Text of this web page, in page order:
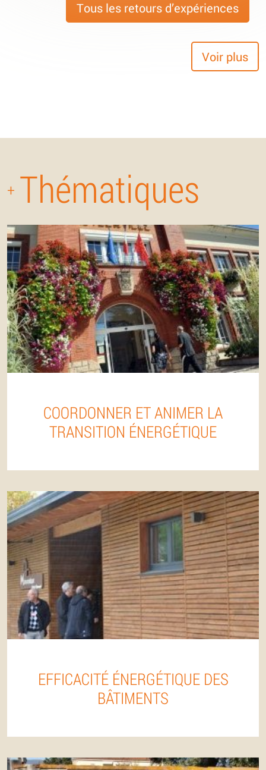
Tous les retours d’expériences
Voir plus
+ Thématiques
COORDONNER ET ANIMER LA
TRANSITION ÉNERGÉTIQUE
EFFICACITÉ ÉNERGÉTIQUE DES
BÂTIMENTS